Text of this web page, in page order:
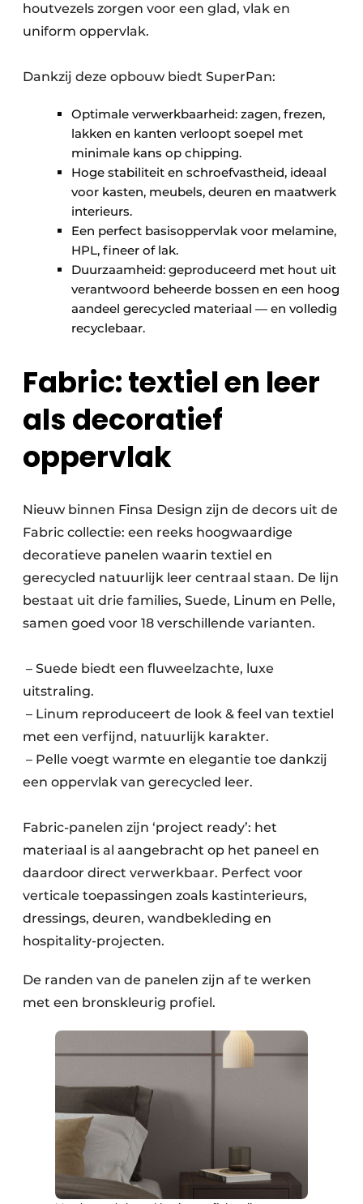
houtvezels zorgen voor een glad, vlak en
uniform oppervlak.
Dankzij deze opbouw biedt SuperPan:
Optimale verwerkbaarheid: zagen, frezen,
lakken en kanten verloopt soepel met
minimale kans op chipping.
Hoge stabiliteit en schroefvastheid, ideaal
voor kasten, meubels, deuren en maatwerk
interieurs.
Een perfect basisoppervlak voor melamine,
HPL, fineer of lak.
Duurzaamheid: geproduceerd met hout uit
verantwoord beheerde bossen en een hoog
aandeel gerecycled materiaal — en volledig
recyclebaar.
Fabric: textiel en leer
als decoratief
oppervlak
Nieuw binnen Finsa Design zijn de decors uit de
Fabric collectie: een reeks hoogwaardige
decoratieve panelen waarin textiel en
gerecycled natuurlijk leer centraal staan. De lijn
bestaat uit drie families, Suede, Linum en Pelle,
samen goed voor 18 verschillende varianten.
– Suede biedt een fluweelzachte, luxe
uitstraling.
– Linum reproduceert de look & feel van textiel
met een verfijnd, natuurlijk karakter.
– Pelle voegt warmte en elegantie toe dankzij
een oppervlak van gerecycled leer.
Fabric-panelen zijn ‘project ready’: het
materiaal is al aangebracht op het paneel en
daardoor direct verwerkbaar. Perfect voor
verticale toepassingen zoals kastinterieurs,
dressings, deuren, wandbekleding en
hospitality-projecten.
De randen van de panelen zijn af te werken
met een bronskleurig profiel.